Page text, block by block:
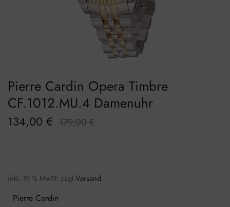
Pierre Cardin Opera Timbre
CF.1012.MU.4 Damenuhr
134,00 € 179,00€
inkl. 19 % MwSt. zzgl.Versand
Pierre Cardin